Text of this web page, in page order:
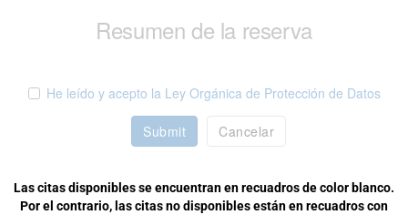
Resumen de la reserva
He leído y acepto la Ley Orgánica de Protección de Datos
Submit Cancelar
Las citas disponibles se encuentran en recuadros de color blanco.
Por el contrario, las citas no disponibles están en recuadros con